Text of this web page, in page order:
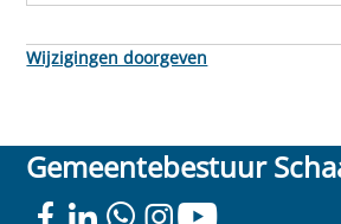
Wijzigingen doorgeven
Gemeentebestuur